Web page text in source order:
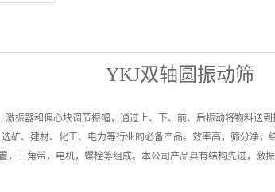
YKJ双轴圆振动筛
振器和偏心块调节振幅，通过上、下、前、后振动将物料送
矿、建材、化工、电力等行业的必备产品。效率高，筛分净
，三角带，电机，螺栓等组成。本公司产品具有结构先进，激